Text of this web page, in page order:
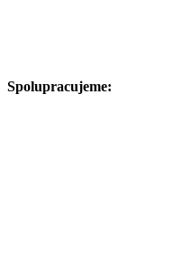
Spolupracujeme: